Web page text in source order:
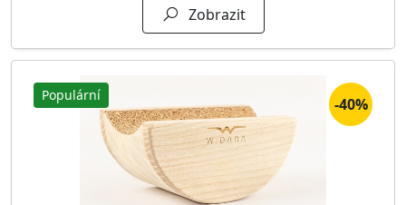
Zobrazit
Populární -40%